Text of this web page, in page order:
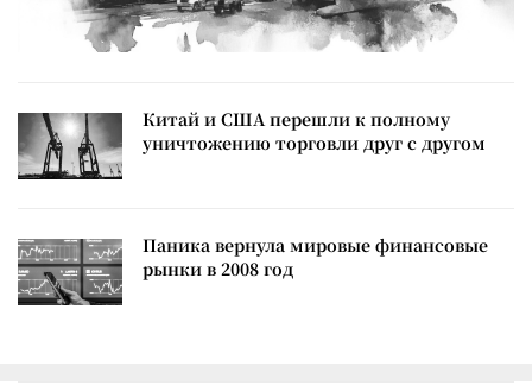
Китай и США перешли к полному
уничтожению торговли друг с другом
Паника вернула мировые финансовые
рынки в 2008 год